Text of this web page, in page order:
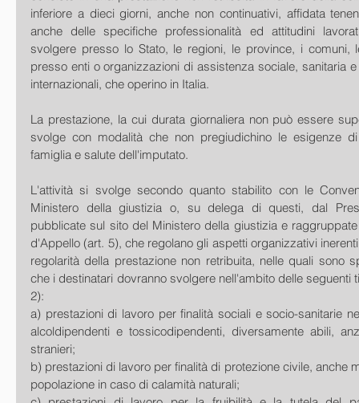
inferiore a dieci giorni, anche non continuativi, affidata
anche delle specifiche professionalità ed attitudini
svolgere presso lo Stato, le regioni, le province, i comuni,
presso enti o organizzazioni di assistenza sociale, sanitaria
internazionali, che operino in Italia.
La prestazione, la cui durata giornaliera non può essere
svolge con modalità che non pregiudichino le esigenze
famiglia e salute dell'imputato.
L'attività si svolge secondo quanto stabilito con le
Ministero della giustizia o, su delega di questi, dal
pubblicate sul sito del Ministero della giustizia e
d'Appello (art. 5), che regolano gli aspetti organizzativi
regolarità della prestazione non retribuita, nelle quali sono
che i destinatari dovranno svolgere nell'ambito delle seguenti
2):
a) prestazioni di lavoro per finalità sociali e socio-sanitarie
alcoldipendenti e tossicodipendenti, diversamente abili,
stranieri;
b) prestazioni di lavoro per finalità di protezione civile, anche
popolazione in caso di calamità naturali;